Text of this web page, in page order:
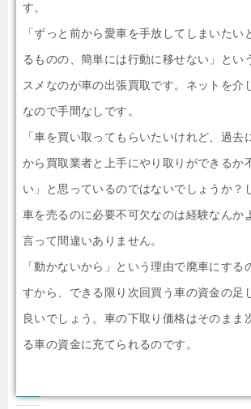
す。
「ずっと前から愛車を手放してしまいたい
るものの、簡単には行動に移せない」とい
スメなのが車の出張買取です。ネットを介
なので手間なしです。
「車を買い取ってもらいたいけれど、過去
から買取業者と上手にやり取りができるか
い」と思っているのではないでしょうか？
車を売るのに必要不可欠なのは経験なんか
言って間違いありません。
「動かないから」という理由で廃車にする
すから、できる限り次回買う車の資金の足
良いでしょう。車の下取り価格はそのまま
る車の資金に充てられるのです。